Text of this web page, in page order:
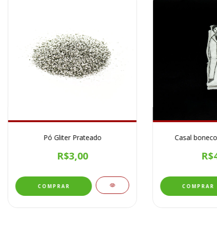
Pó Gliter Prateado
R$3,00
Casal